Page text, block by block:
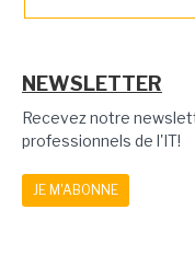
NEWSLETTER
Recevez notre
professionnels de l'IT!
JE M'ABONNE